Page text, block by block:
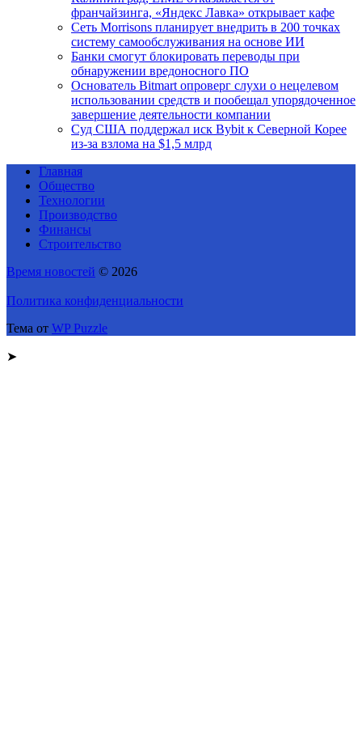
франчайзинга, «Яндекс Лавка» открывает кафе
Сеть Morrisons планирует внедрить в 200 точках
систему самообслуживания на основе ИИ
Банки смогут блокировать переводы при
обнаружении вредоносного ПО
Основатель Bitmart опроверг слухи о нецелевом
использовании средств и пообещал упорядоченное
завершение деятельности компании
Суд США поддержал иск Bybit к Северной Корее
из-за взлома на $1,5 млрд
Главная
Общество
Технологии
Производство
Финансы
Строительство
Время новостей © 2026
Политика конфиденциальности
Тема от WP Puzzle
➤